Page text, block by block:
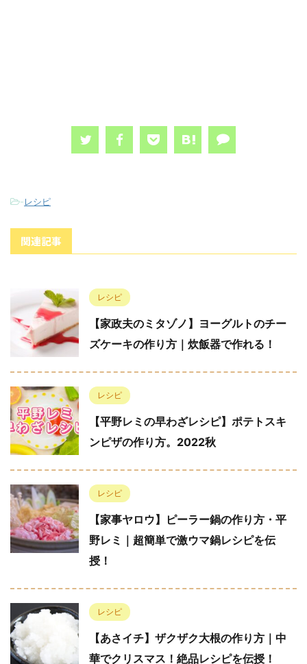
-レシピ
関連記事
レシピ
【家政夫のミタゾノ】ヨーグルトのチー
ズケーキの作り方｜炊飯器で作れる！
レシピ
【平野レミの早わざレシピ】ポテトスキ
ンピザの作り方。2022秋
レシピ
【家事ヤロウ】ピーラー鍋の作り方・平
野レミ｜超簡単で激ウマ鍋レシピを伝
授！
レシピ
【あさイチ】ザクザク大根の作り方｜中
華でクリスマス！絶品レシピを伝授！